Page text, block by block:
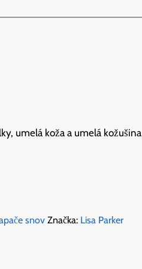
umelá koža a umelá kožušina
snov Značka: Lisa Parker